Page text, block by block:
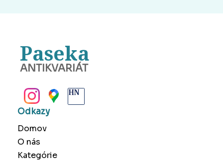
Paseka
ANTIKVARIÁT
Odkazy
Domov
O nás
Kategórie